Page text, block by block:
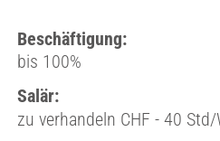
Beschäftigung:
bis 100%
Salär:
zu verhandeln CHF - 40